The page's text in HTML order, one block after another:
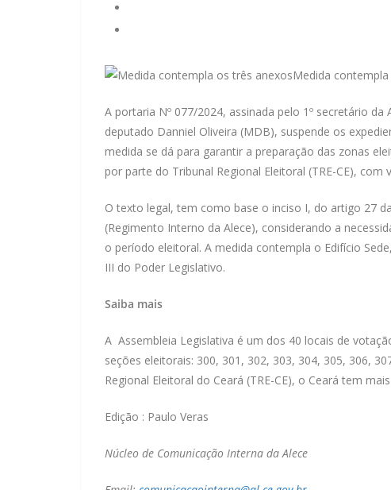
Medida
A portaria Nº 077/2024, assinada pelo 1º secretário
deputado Danniel Oliveira (MDB), suspende os
medida se dá para garantir a preparação das zonas
por parte do Tribunal Regional Eleitoral (TRE-CE),
O texto legal, tem como base o inciso I, do artigo 27
(Regimento Interno da Alece), considerando a
o período eleitoral. A medida contempla o Edifício
III do Poder Legislativo.
Saiba mais
A Assembleia Legislativa é um dos 40 locais de
seções eleitorais: 300, 301, 302, 303, 304, 305, 306,
Regional Eleitoral do Ceará (TRE-CE), o Ceará tem
Edição : Paulo Veras
Núcleo de Comunicação Interna da Alece